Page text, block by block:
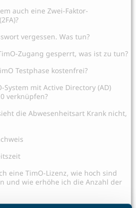
auch eine Zwei-Faktor-
vergessen. Was tun?
Zugang gesperrt, was ist zu tun?
Testphase kostenfrei?
System mit Active Directory (AD)
verknüpfen?
die Abwesenheitsart Krank nicht,
eine TimO-Lizenz, wie hoch sind
und wie erhöhe ich die Anzahl der